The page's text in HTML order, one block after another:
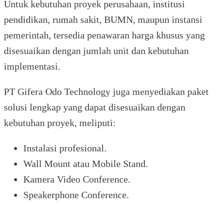
Untuk kebutuhan proyek perusahaan, institusi
pendidikan, rumah sakit, BUMN, maupun instansi
pemerintah, tersedia penawaran harga khusus yang
disesuaikan dengan jumlah unit dan kebutuhan
implementasi.
PT Gifera Odo Technology juga menyediakan paket
solusi lengkap yang dapat disesuaikan dengan
kebutuhan proyek, meliputi:
Instalasi profesional.
Wall Mount atau Mobile Stand.
Kamera Video Conference.
Speakerphone Conference.